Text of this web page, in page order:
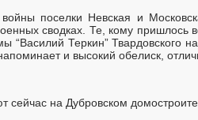
поселки Невская и
сводках. Те, кому пришлось
“Василий Теркин” Твардовского
и высокий обелиск,
сейчас на Дубровском